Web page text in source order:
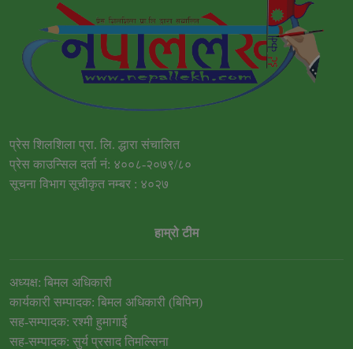
प्रेस शिलशिला प्रा. लि. द्धारा संचालित
प्रेस काउन्सिल दर्ता नं: ४००८-२०७९/८०
सूचना विभाग सूचीकृत नम्बर : ४०२७
हाम्रो टीम
अध्यक्ष: बिमल अधिकारी
कार्यकारी सम्पादक: बिमल अधिकारी (बिपिन)
सह-सम्पादक: रश्मी हुमागाई
सह-सम्पादक: सुर्य प्रसाद तिमल्सिना